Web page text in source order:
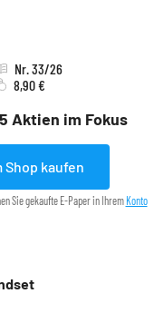
Aktien im Fokus
Nr. 33/26
8,90 €
Shop kaufen
Sie gekaufte E-Paper in Ihrem Konto